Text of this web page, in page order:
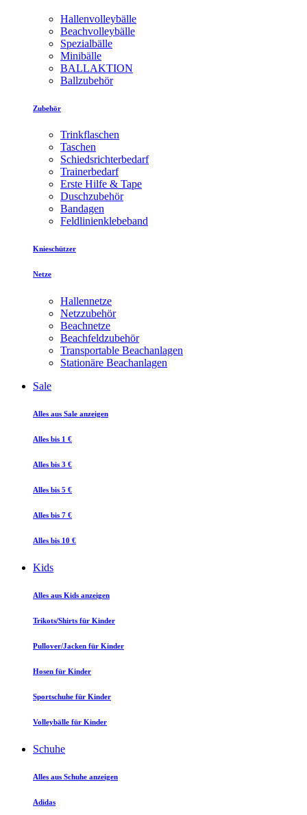
Hallenvolleybälle
Beachvolleybälle
Spezialbälle
Minibälle
BALLAKTION
Ballzubehör
Zubehör
Trinkflaschen
Taschen
Schiedsrichterbedarf
Trainerbedarf
Erste Hilfe & Tape
Duschzubehör
Bandagen
Feldlinienklebeband
Knieschützer
Netze
Hallennetze
Netzzubehör
Beachnetze
Beachfeldzubehör
Transportable Beachanlagen
Stationäre Beachanlagen
Sale
Alles aus Sale anzeigen
Alles bis 1 €
Alles bis 3 €
Alles bis 5 €
Alles bis 7 €
Alles bis 10 €
Kids
Alles aus Kids anzeigen
Trikots/Shirts für Kinder
Pullover/Jacken für Kinder
Hosen für Kinder
Sportschuhe für Kinder
Volleybälle für Kinder
Schuhe
Alles aus Schuhe anzeigen
Adidas